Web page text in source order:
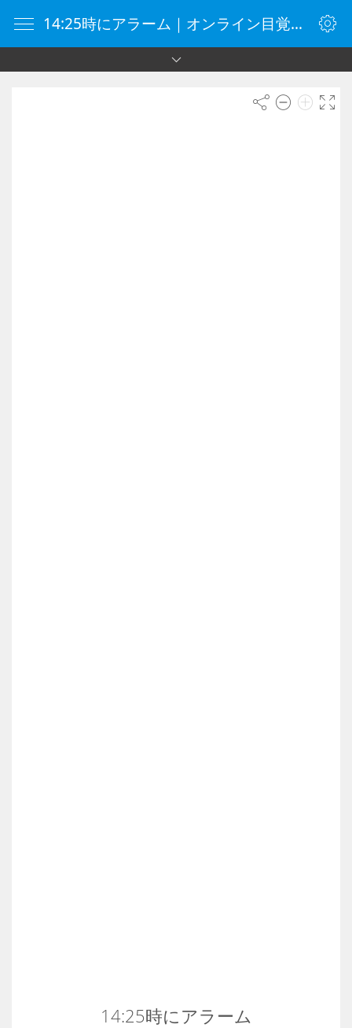
14:25時にアラーム｜オンライン目覚まし時計｜目覚まし時計
14:25時にアラーム